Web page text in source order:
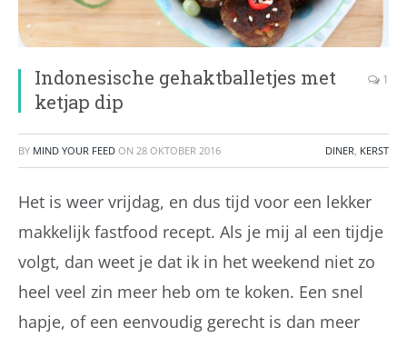
Indonesische gehaktballetjes met
ketjap dip
1
BY MIND YOUR FEED ON 28 OKTOBER 2016 DINER, KERST
Het is weer vrijdag, en dus tijd voor een lekker
makkelijk fastfood recept. Als je mij al een tijdje
volgt, dan weet je dat ik in het weekend niet zo
heel veel zin meer heb om te koken. Een snel
hapje, of een eenvoudig gerecht is dan meer